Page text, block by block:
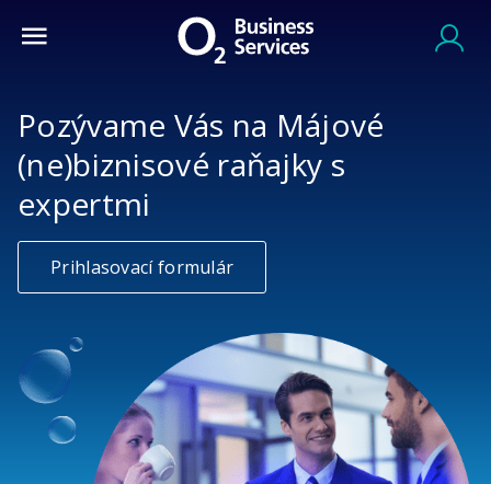
Pozývame Vás na Májové
(ne)biznisové raňajky s
expertmi
Prihlasovací formulár